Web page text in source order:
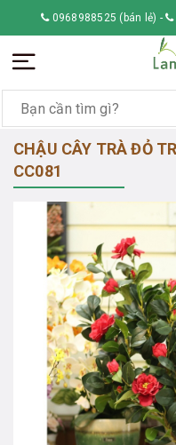
0968988525 (bán lẻ) -
CHẬU CÂY TRÀ ĐỎ
CC081